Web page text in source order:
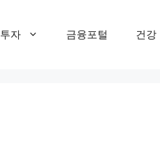
투자 금융포털 건강